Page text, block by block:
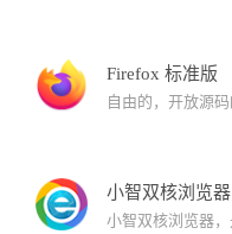
Firefox 标准版
小智双核浏览器